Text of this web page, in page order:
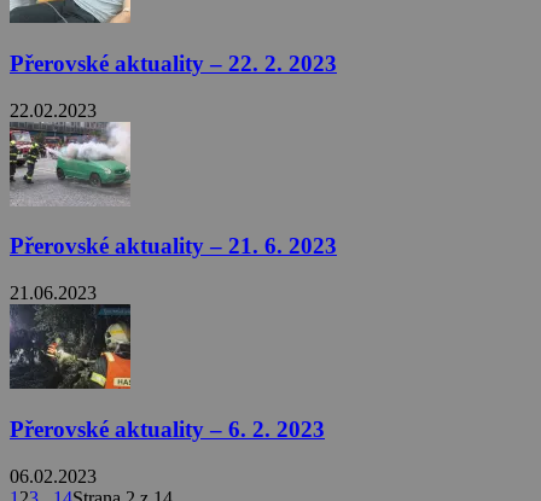
Přerovské aktuality – 22. 2. 2023
22.02.2023
Přerovské aktuality – 21. 6. 2023
21.06.2023
Přerovské aktuality – 6. 2. 2023
06.02.2023